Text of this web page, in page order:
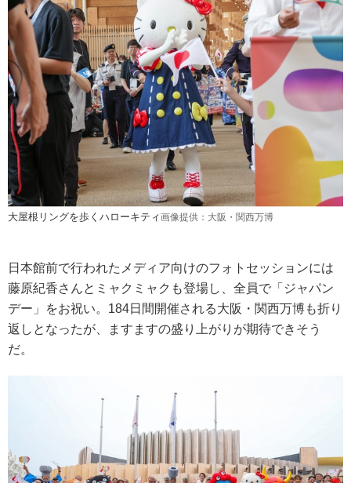
大屋根リングを歩くハローキティ画像提供：大阪・関西万博
日本館前で行われたメディア向けのフォトセッションには
藤原紀香さんとミャクミャクも登場し、全員で「ジャパン
デー」をお祝い。184日間開催される大阪・関西万博も折り
返しとなったが、ますますの盛り上がりが期待できそう
だ。